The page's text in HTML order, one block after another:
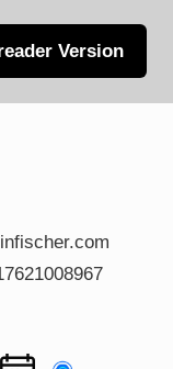
Version